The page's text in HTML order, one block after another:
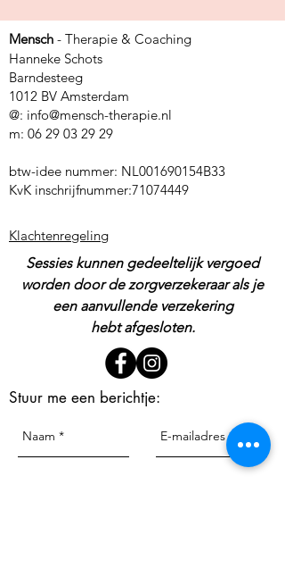
Mensch - Therapie & Coaching
Hanneke Schots
Barndesteeg
1012 BV Amsterdam
@: info@mensch-therapie.nl
m: 06 29 03 29 29
btw-idee nummer: NL001690154B33
KvK inschrijfnummer:71074449
Klachtenregeling
Sessies kunnen gedeeltelijk vergoed
worden door de zorgverzekeraar als je
een aanvullende verzekering
hebt afgesloten.
Stuur me een berichtje: